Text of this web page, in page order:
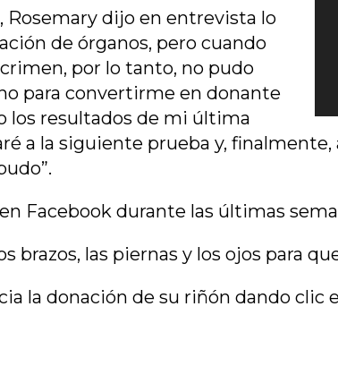
Rosemary dijo en entrevista lo
de órganos, pero cuando
por lo tanto, no pudo
para convertirme en donante
los resultados de mi última
a la siguiente prueba y,
Facebook durante las últimas
brazos, las piernas y los ojos para
la donación de su riñón dando clic